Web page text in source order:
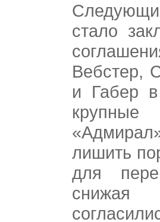
стало
Вебстер,
и Габер в
крупные
лишить
для
снижая